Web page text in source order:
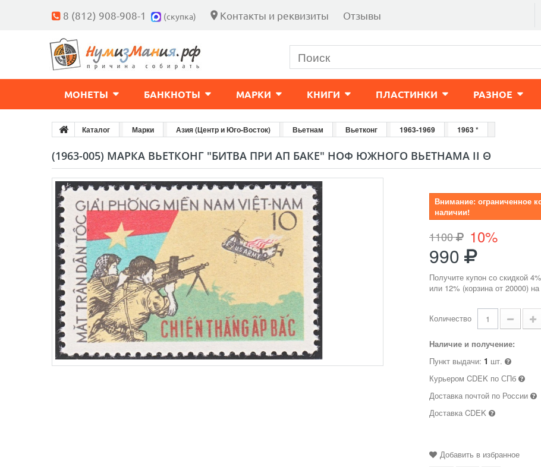
8 (812) 908-908-1 (скупка) Контакты и реквизиты Отзывы
МОНЕТЫ БАНКНОТЫ МАРКИ КНИГИ ПЛАСТИНКИ РАЗНОЕ
Каталог Марки Азия (Центр и Юго-Восток) Вьетнам Вьетконг 1963-1969 1963 *
(1963-005) МАРКА ВЬЕТКОНГ "БИТВА ПРИ АП БАКЕ" НОФ ЮЖНОГО ВЬЕТНАМА II Θ
Внимание: ограниченное
наличии!
1100 10%
990
Получите купон со скидкой
или 12% (корзина от 20000)
Количество
Наличие и получение:
Пункт выдачи: 1 шт.
Курьером CDEK по СПб
Доставка почтой по России
Доставка CDEK
Добавить в избранное